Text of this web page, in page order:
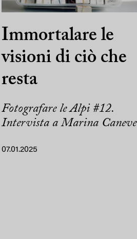
Immortalare le
visioni di ciò che
resta
Fotografare le Alpi #12.
Intervista a Marina Caneve
07.01.2025